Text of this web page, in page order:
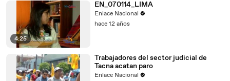
4:25
EN_070114_LIMA
Enlace Nacional
hace 12 años
Trabajadores del sector judicial de
Tacna acatan paro
Enlace Nacional